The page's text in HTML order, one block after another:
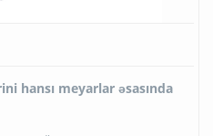
hansı meyarlar əsasında